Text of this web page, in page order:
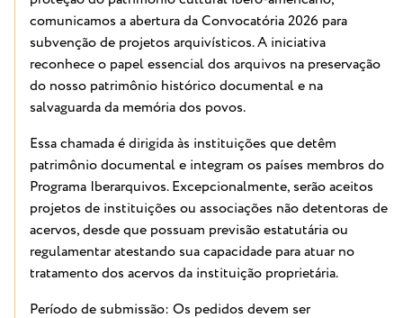
comunicamos a abertura da Convocatória 2026 para
subvenção de projetos arquivísticos. A iniciativa
reconhece o papel essencial dos arquivos na preservação
do nosso patrimônio histórico documental e na
salvaguarda da memória dos povos.
Essa chamada é dirigida às instituições que detêm
patrimônio documental e integram os países membros do
Programa Iberarquivos. Excepcionalmente, serão aceitos
projetos de instituições ou associações não detentoras de
acervos, desde que possuam previsão estatutária ou
regulamentar atestando sua capacidade para atuar no
tratamento dos acervos da instituição proprietária.
Período de submissão: Os pedidos devem ser